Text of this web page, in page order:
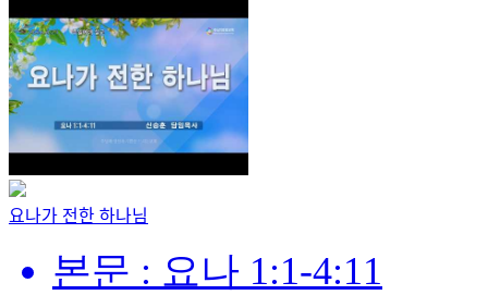
요나가 전한 하나님
본문 : 요나 1:1-4:11